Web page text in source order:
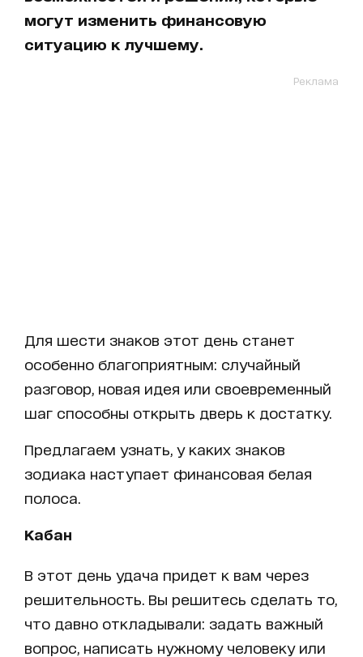
могут изменить финансовую
ситуацию к лучшему.
Реклама
Для шести знаков этот день станет
особенно благоприятным: случайный
разговор, новая идея или своевременный
шаг способны открыть дверь к достатку.
Предлагаем узнать, у каких знаков
зодиака наступает финансовая белая
полоса.
Кабан
В этот день удача придет к вам через
решительность. Вы решитесь сделать то,
что давно откладывали: задать важный
вопрос, написать нужному человеку или